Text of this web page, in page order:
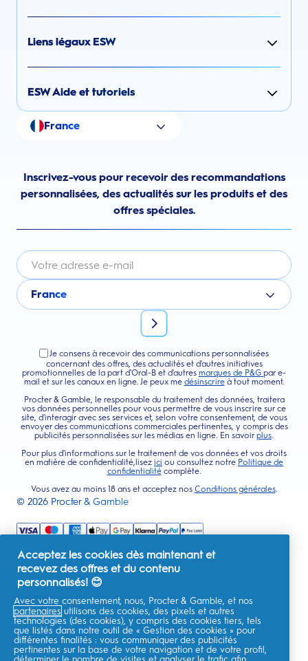
Liens légaux ESW
ESW Aide et tutoriels
France
Inscrivez-vous pour recevoir des recommandations
personnalisées, des actualités sur les produits et des
offres spéciales.
France
Je consens à recevoir des communications personnalisées
concernant des offres, des actualités et d'autres initiatives
promotionnelles de la part d'Oral-B et d'autres marques de P&G par e-
mail et sur les canaux en ligne. Je peux me désinscrireà tout moment.
Procter & Gamble, le responsable du traitement des données, traitera
vos données personnelles pour vous permettre de vous inscrire sur ce
site, d'interagir avec ses services et, selon votre consentement, de vous
envoyer des communications commerciales pertinentes, y compris des
publicités personnalisées sur les médias en ligne. En savoir plus.
Pour plus d'informations sur le traitement de vos données et vos droits
en matière de confidentialité,lisez ici ou consultez notre Politique de
confidentialitécomplète.
Vous avez au moins 18 ans et acceptez nos Conditions générales.
© 2026 Procter & Gamble
Acceptez les cookies dès maintenant et
recevez des offres et du contenu
personnalisés! 😊
Avec votre consentement, nous, Procter & Gamble, et nos
partenaires utilisons des cookies, des pixels et autres
technologies (des cookies), y compris des cookies tiers, tels
que listés dans notre outil de « Gestion des cookies » pour
différentes finalités : vous communiquer des publicités
pertinentes sur la base de votre navigation et de votre profil,